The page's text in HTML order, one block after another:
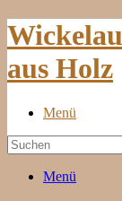
aus Holz
Menü
Menü